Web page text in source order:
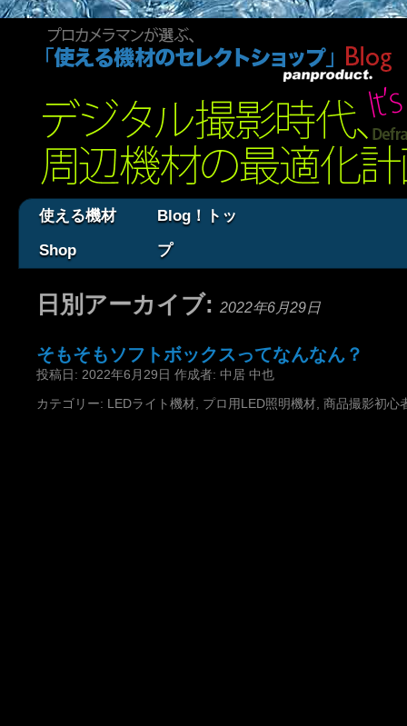
使える機材
Shop
Blog！トッ
プ
日別アーカイブ: 2022年6月29日
そもそもソフトボックスってなんなん？
投稿日: 2022年6月29日 作成者: 中居 中也
カテゴリー: LEDライト機材 プロ用LED照明機材 商品撮影初心